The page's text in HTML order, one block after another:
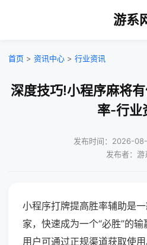
游系
首页 > 资讯中心 > 行业资讯
深度技巧!小程序麻将
率-行业
发布时间：2026-
发布者：游
小程序打牌提高胜率辅助是
家，快速成为一个“必胜”的
用户可通过正规渠道获取使用